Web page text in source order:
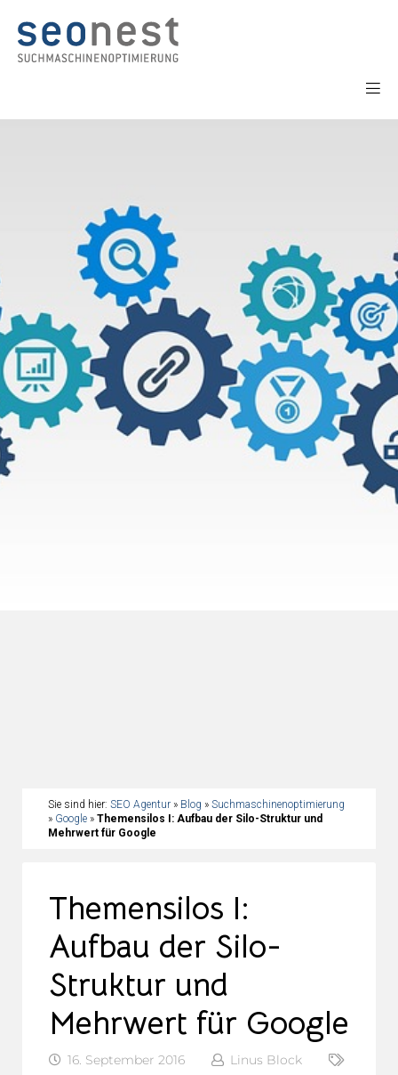
Sie sind hier: SEO Agentur » Blog » Suchmaschinenoptimierung
» Google » Themensilos I: Aufbau der Silo-Struktur und
Mehrwert für Google
Themensilos I:
Aufbau der Silo-
Struktur und
Mehrwert für Google
16. September 2016
Linus Block